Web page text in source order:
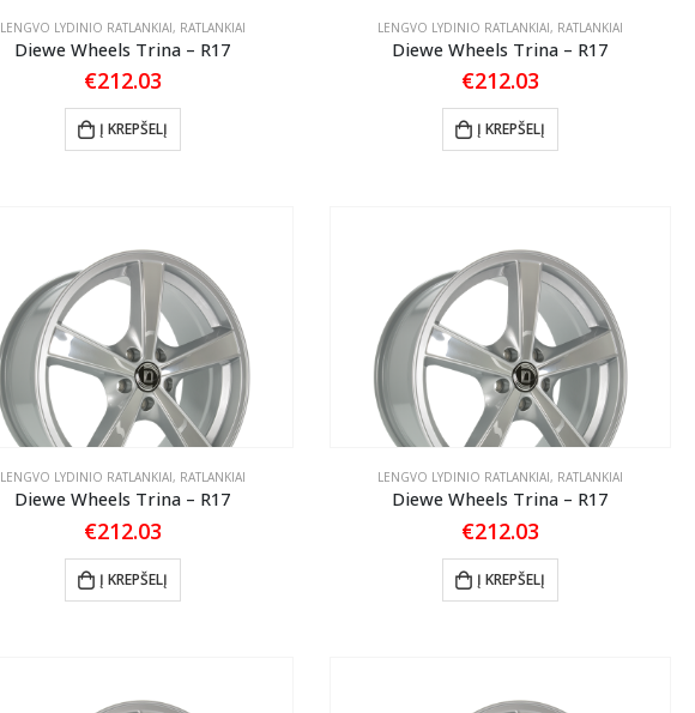
LENGVO LYDINIO RATLANKIAI, RATLANKIAI
Diewe Wheels Trina – R17
€212.03
Į KREPŠELĮ
LENGVO LYDINIO RATLANKIAI, RATLANKIAI
Diewe Wheels Trina – R17
€212.03
Į KREPŠELĮ
LENGVO LYDINIO RATLANKIAI, RATLANKIAI
Diewe Wheels Trina – R17
€212.03
Į KREPŠELĮ
LENGVO LYDINIO RATLANKIAI, RATLANKIAI
Diewe Wheels Trina – R17
€212.03
Į KREPŠELĮ